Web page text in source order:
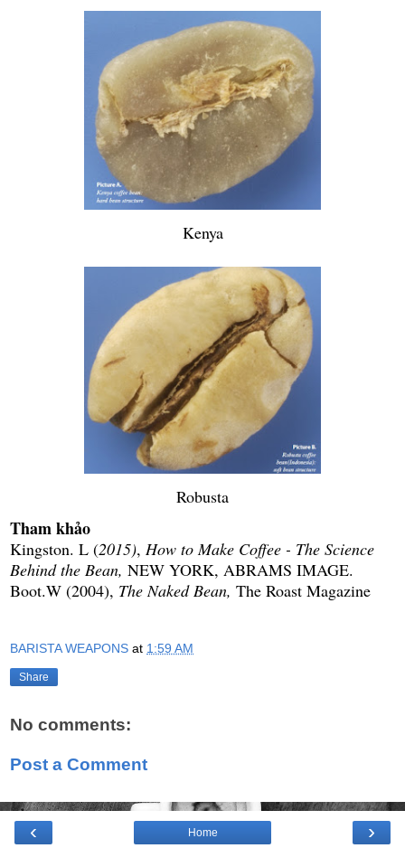
Kenya
Robusta
Tham khảo
Kingston. L (2015), How to Make Coffee - The Science
Behind the Bean, NEW YORK, ABRAMS IMAGE.
Boot.W (2004), The Naked Bean, The Roast Magazine
BARISTA WEAPONS at 1:59 AM
Share
No comments:
Post a Comment
‹ ›
Home